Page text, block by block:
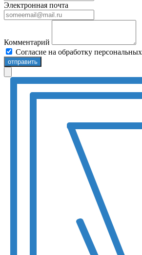
Электронная почта
Комментарий
Согласие на обработку
отправить